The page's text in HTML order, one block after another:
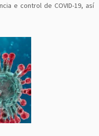
e control de COVID-19, así